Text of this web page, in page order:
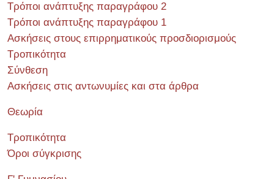
Τρόποι ανάπτυξης παραγράφου 2
Τρόποι ανάπτυξης παραγράφου 1
Ασκήσεις στους επιρρηματικούς προσδιορισμούς
Τροπικότητα
Σύνθεση
Ασκήσεις στις αντωνυμίες και στα άρθρα
Θεωρία
Τροπικότητα
Όροι σύγκρισης